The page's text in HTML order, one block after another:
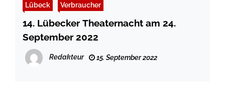
Lübeck Verbraucher
14. Lübecker Theaternacht am 24.
September 2022
Redakteur 15. September 2022